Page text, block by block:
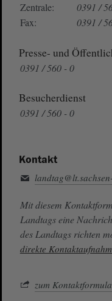
Zentrale:
0391 /
Fax:
0391 /
Presse- und
0391 / 560 - 0
Besucherdienst
0391 / 560 - 0
Kontakt
Mit diesem
Landtags eine
des Landtags richten
direkte
zum